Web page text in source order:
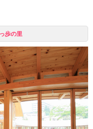
歩の里